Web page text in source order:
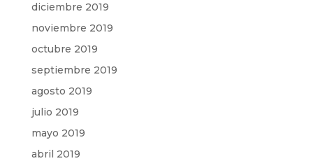
diciembre 2019
noviembre 2019
octubre 2019
septiembre 2019
agosto 2019
julio 2019
mayo 2019
abril 2019